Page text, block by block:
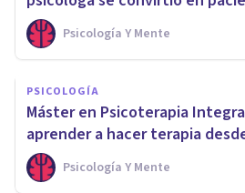
Psicología Y Mente
PSICOLOGÍA
Máster en Psicoterapia
aprender a hacer terapia
Psicología Y Mente